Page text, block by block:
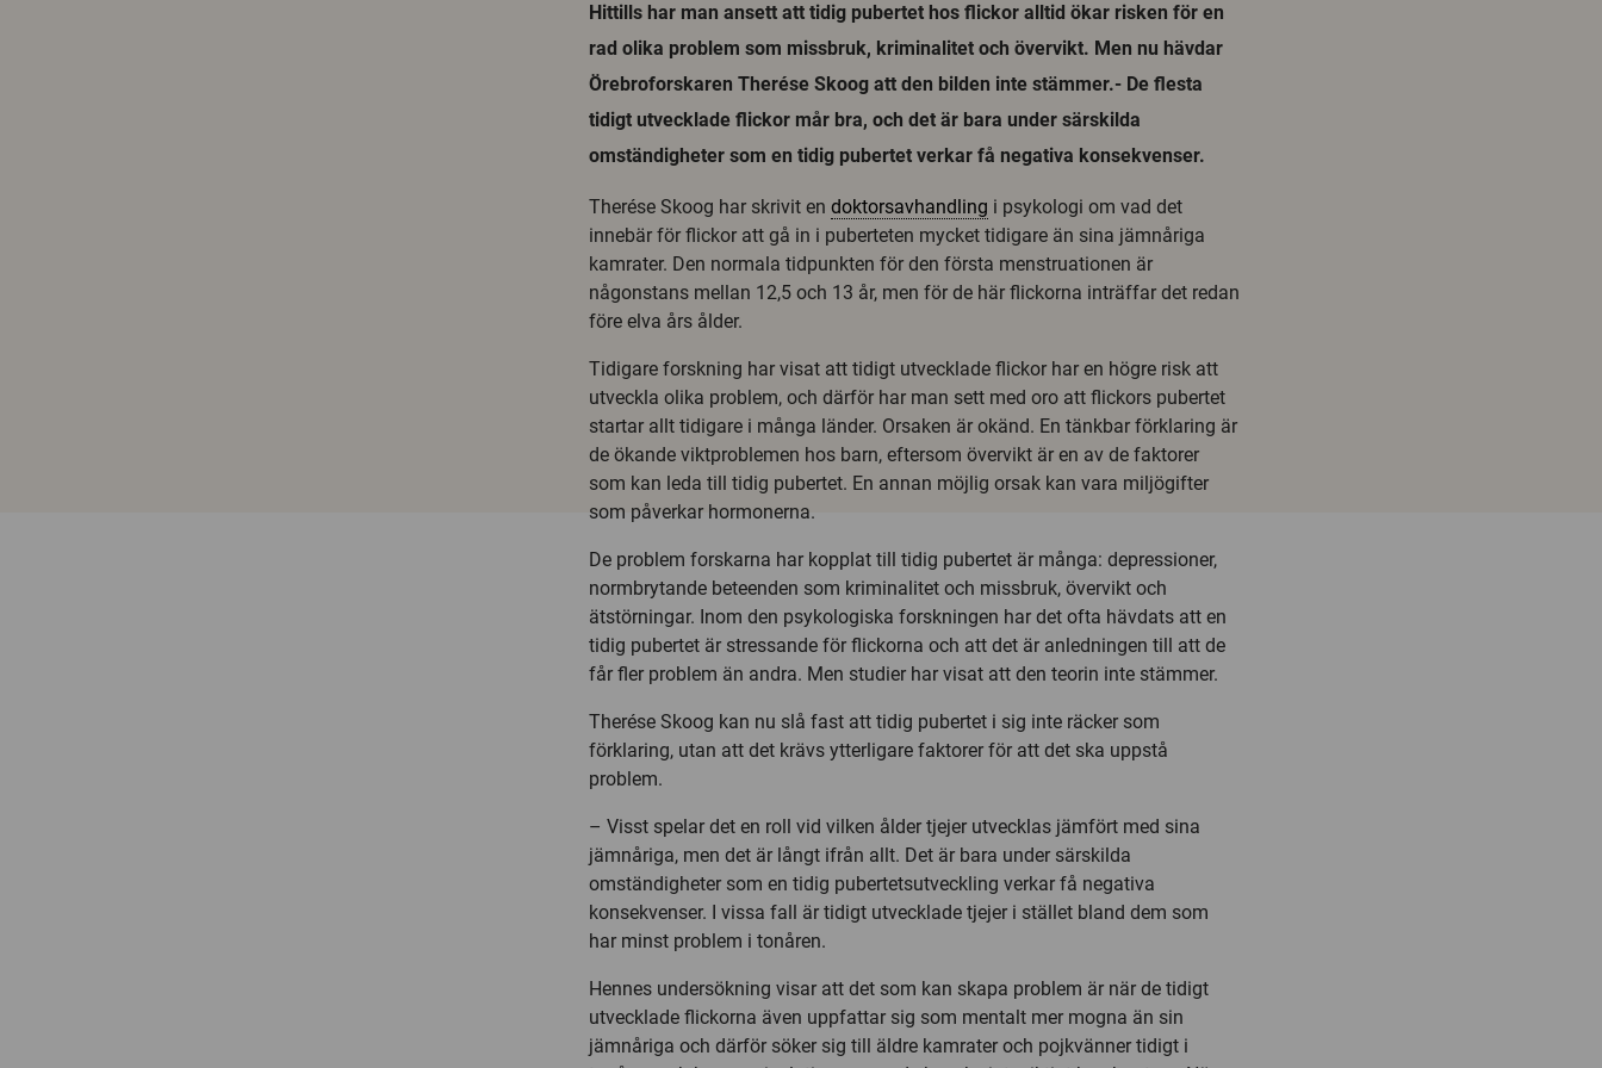
Hittills har man ansett att tidig pubertet hos flickor alltid ökar risken för en
rad olika problem som missbruk, kriminalitet och övervikt. Men nu hävdar
Örebroforskaren Therése Skoog att den bilden inte stämmer.- De flesta
tidigt utvecklade flickor mår bra, och det är bara under särskilda
omständigheter som en tidig pubertet verkar få negativa konsekvenser.
Therése Skoog har skrivit en doktorsavhandling i psykologi om vad det
innebär för flickor att gå in i puberteten mycket tidigare än sina jämnåriga
kamrater. Den normala tidpunkten för den första menstruationen är
någonstans mellan 12,5 och 13 år, men för de här flickorna inträffar det redan
före elva års ålder.
Tidigare forskning har visat att tidigt utvecklade flickor har en högre risk att
utveckla olika problem, och därför har man sett med oro att flickors pubertet
startar allt tidigare i många länder. Orsaken är okänd. En tänkbar förklaring är
de ökande viktproblemen hos barn, eftersom övervikt är en av de faktorer
som kan leda till tidig pubertet. En annan möjlig orsak kan vara miljögifter
som påverkar hormonerna.
De problem forskarna har kopplat till tidig pubertet är många: depressioner,
normbrytande beteenden som kriminalitet och missbruk, övervikt och
ätstörningar. Inom den psykologiska forskningen har det ofta hävdats att en
tidig pubertet är stressande för flickorna och att det är anledningen till att de
får fler problem än andra. Men studier har visat att den teorin inte stämmer.
Therése Skoog kan nu slå fast att tidig pubertet i sig inte räcker som
förklaring, utan att det krävs ytterligare faktorer för att det ska uppstå
problem.
– Visst spelar det en roll vid vilken ålder tjejer utvecklas jämfört med sina
jämnåriga, men det är långt ifrån allt. Det är bara under särskilda
omständigheter som en tidig pubertetsutveckling verkar få negativa
konsekvenser. I vissa fall är tidigt utvecklade tjejer i stället bland dem som
har minst problem i tonåren.
Hennes undersökning visar att det som kan skapa problem är när de tidigt
utvecklade flickorna även uppfattar sig som mentalt mer mogna än sin
jämnåriga och därför söker sig till äldre kamrater och pojkvänner tidigt i